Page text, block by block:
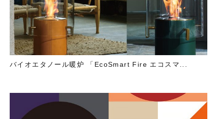
バイオエタノール暖炉 「EcoSmart Fire エコスマ...